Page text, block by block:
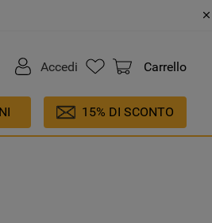
Accedi Carrello
15% DI SCONTO